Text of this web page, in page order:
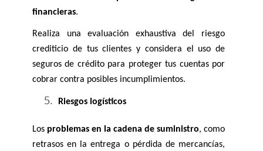
financieras.
Realiza una evaluación exhaustiva del riesgo
crediticio de tus clientes y considera el uso de
seguros de crédito para proteger tus cuentas por
cobrar contra posibles incumplimientos.
Riesgos logísticos
Los problemas en la cadena de suministro, como
retrasos en la entrega o pérdida de mercancías,